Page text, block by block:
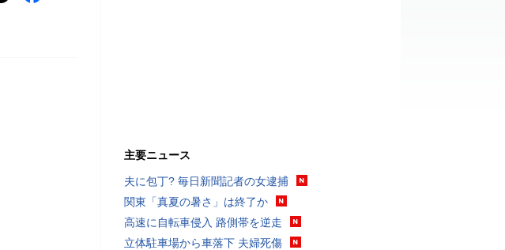
主要ニュース
夫に包丁? 毎日新聞記者の女逮捕
関東「真夏の暑さ」は終了か
高速に自転車侵入 路側帯を逆走
立体駐車場から車落下 夫婦死傷